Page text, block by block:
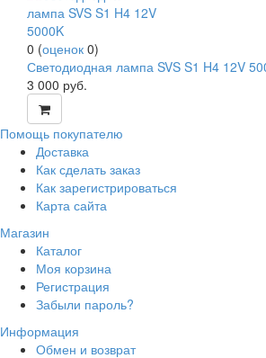
0 (оценок 0)
Светодиодная лампа SVS S1 H4 12V
3 000 руб.
Помощь покупателю
Доставка
Как сделать заказ
Как зарегистрироваться
Карта сайта
Магазин
Каталог
Моя корзина
Регистрация
Забыли пароль?
Информация
Обмен и возврат